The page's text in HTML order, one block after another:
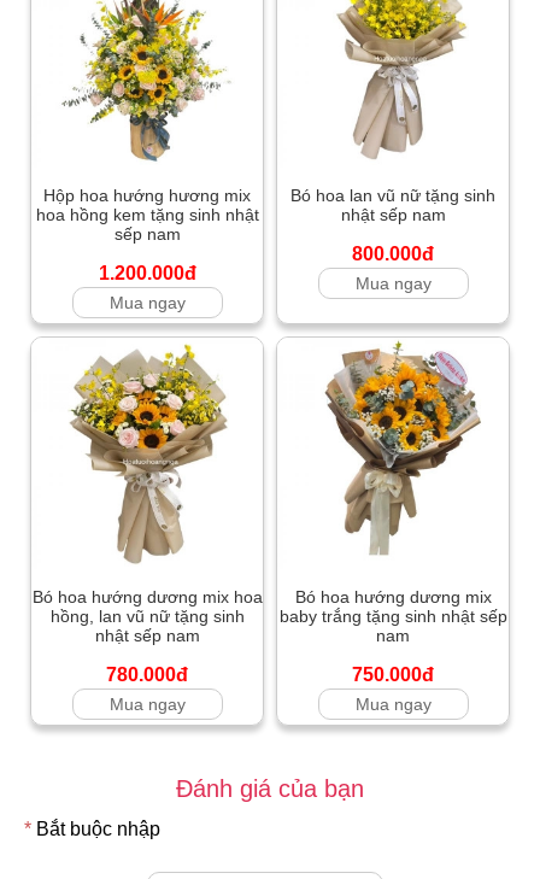
Hộp hoa hướng hương mix
hoa hồng kem tặng sinh nhật
sếp nam
1.200.000đ
Mua ngay
Bó hoa lan vũ nữ tặng sinh
nhật sếp nam
800.000đ
Mua ngay
Bó hoa hướng dương mix hoa
hồng, lan vũ nữ tặng sinh
nhật sếp nam
780.000đ
Mua ngay
Bó hoa hướng dương mix
baby trắng tặng sinh nhật sếp
nam
750.000đ
Mua ngay
Đánh giá của bạn
* Bắt buộc nhập